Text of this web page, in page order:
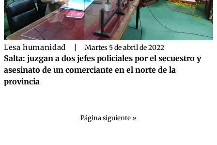
Lesa humanidad Martes 5 de abril de 2022
Salta: juzgan a dos jefes policiales por el secuestro y
asesinato de un comerciante en el norte de la
provincia
Página siguiente »